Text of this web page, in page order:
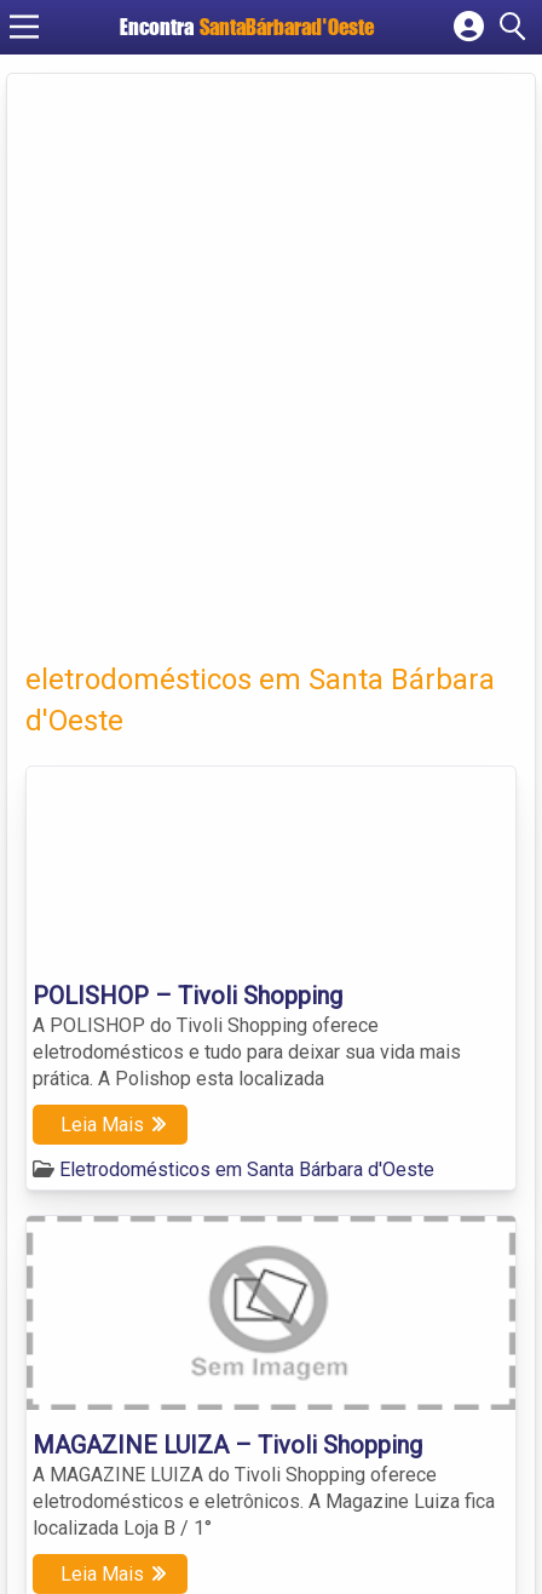
Encontra SantaBárbarad'Oeste
Cadastrar empresa
eletrodomésticos em Santa Bárbara
d'Oeste
POLISHOP – Tivoli Shopping
A POLISHOP do Tivoli Shopping oferece
eletrodomésticos e tudo para deixar sua vida mais
prática. A Polishop esta localizada
Leia Mais
Eletrodomésticos em Santa Bárbara d'Oeste
MAGAZINE LUIZA – Tivoli Shopping
A MAGAZINE LUIZA do Tivoli Shopping oferece
eletrodomésticos e eletrônicos. A Magazine Luiza fica
localizada Loja B / 1°
Leia Mais